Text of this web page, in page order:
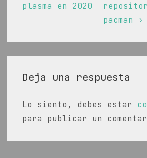
entradas
anterior
plasma en 2020
siguiente
es
pacman ›
Deja una respuesta
Lo siento, debes estar
para publicar un